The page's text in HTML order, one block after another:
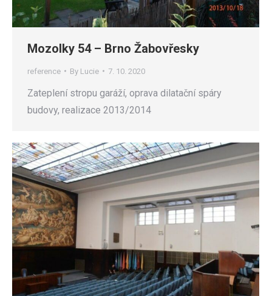
Mozolky 54 – Brno Žabovřesky
reference By Lucie 7. 10. 2020
Zateplení stropu garáží, oprava dilatační spáry
budovy, realizace 2013/2014